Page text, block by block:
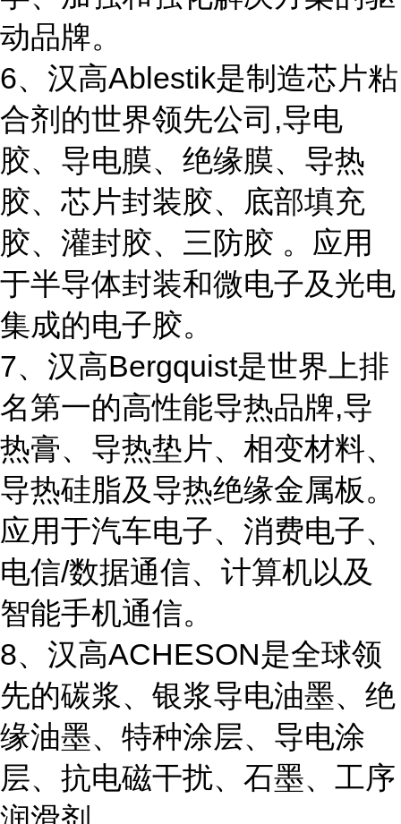
动品牌。
6、汉高Ablestik是制造芯片粘
合剂的世界领先公司,导电
胶、导电膜、绝缘膜、导热
胶、芯片封装胶、底部填充
胶、灌封胶、三防胶 。应用
于半导体封装和微电子及光电
集成的电子胶。
7、汉高Bergquist是世界上排
名第一的高性能导热品牌,导
热膏、导热垫片、相变材料、
导热硅脂及导热绝缘金属板。
应用于汽车电子、消费电子、
电信/数据通信、计算机以及
智能手机通信。
8、汉高ACHESON是全球领
先的碳浆、银浆导电油墨、绝
缘油墨、特种涂层、导电涂
层、抗电磁干扰、石墨、工序